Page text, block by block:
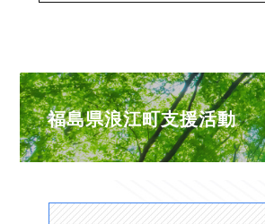
福島県浪江町支援活動